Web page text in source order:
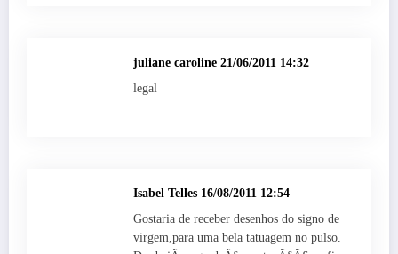
juliane caroline 21/06/2011 14:32
legal
Isabel Telles 16/08/2011 12:54
Gostaria de receber desenhos do signo de
virgem,para uma bela tatuagem no pulso.